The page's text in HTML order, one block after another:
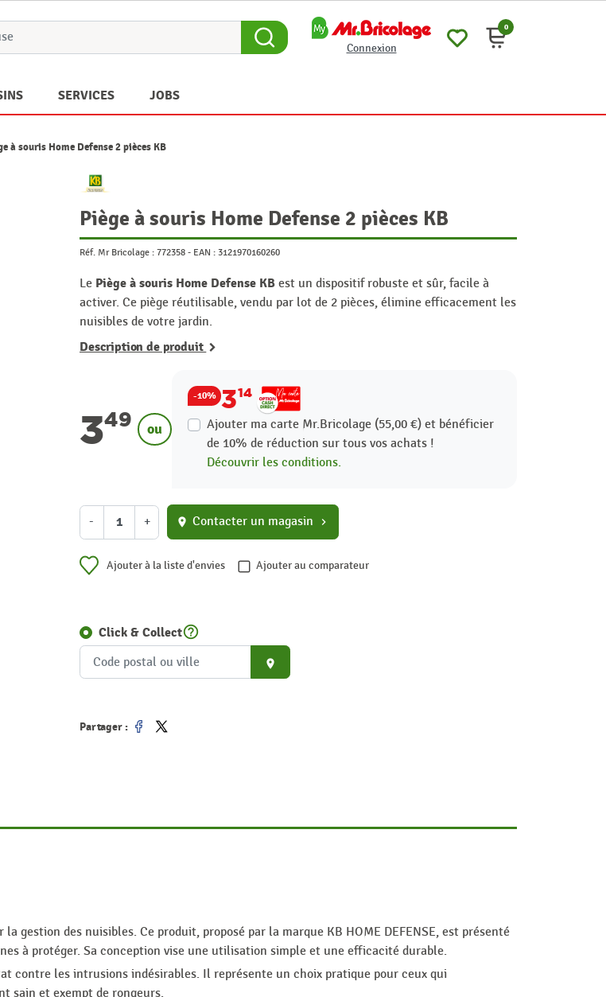
Connexion
0
SERVICES JOBS
à souris Home Defense 2 pièces KB
Piège à souris Home Defense 2 pièces KB
Réf. Mr Bricolage : 772358 - EAN : 3121970160260
Le Piège à souris Home Defense KB est un dispositif robuste et sûr, facile à
activer. Ce piège réutilisable, vendu par lot de 2 pièces, élimine efficacement les
nuisibles de votre jardin.
Description de produit
349 ou
-10% 314
Ajouter ma carte Mr.Bricolage (55,00 €) et bénéficier
de 10%de réduction sur tous vos achats !
Découvrir les conditions.
- + location_on Contacter un magasin chevron_right
Ajouter à la liste d'envies Ajouter au comparateur
Click & Collecthelp_outline
place
Partager :
gestion des nuisibles. Ce produit, proposé par la marque KB HOME DEFENSE, est présenté
à protéger. Sa conception vise une utilisation simple et une efficacité durable.
contre les intrusions indésirables. Il représente un choix pratique pour ceux qui
sain et exempt de rongeurs.